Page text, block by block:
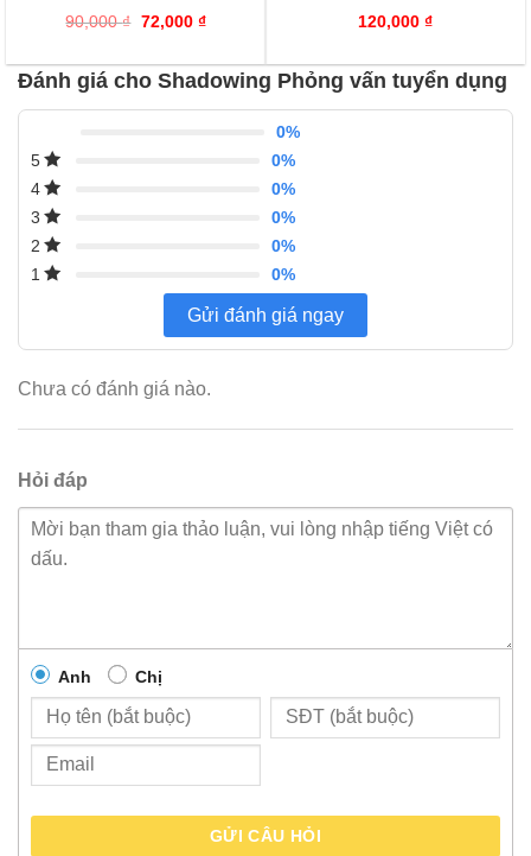
0
trên
0
đánh
giá
90,000₫ Giá
90,000 ₫.
72,000 ₫Giá
là:
72,000 ₫.
đánh
giá
120,000 ₫
Đánh giá cho Shadowing Phỏng vấn tuyển dụng
0%
5
0%
4
0%
3
0%
2
0%
1
0%
Gửi đánh giá ngay
Chưa có đánh giá nào.
Hỏi đáp
Anh Chị
GỬI CÂU HỎI